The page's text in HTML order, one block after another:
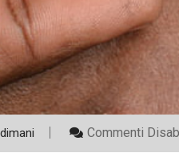
Commenti